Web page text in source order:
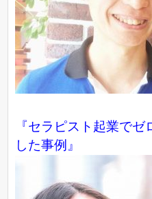
『セラピスト起業でゼ
した事例 』